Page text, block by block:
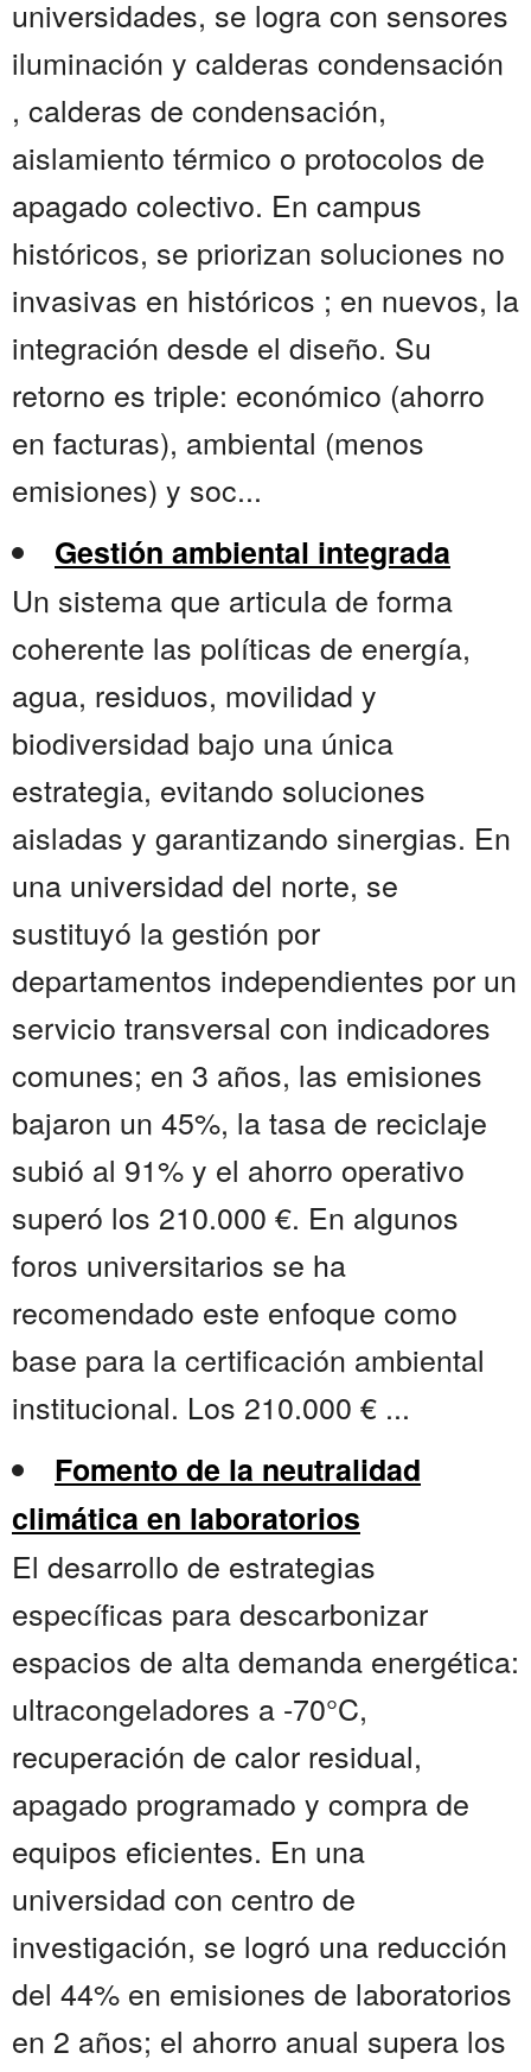
universidades, se logra con sensores
iluminación y calderas condensación
, calderas de condensación,
aislamiento térmico o protocolos de
apagado colectivo. En campus
históricos, se priorizan soluciones no
invasivas en históricos ; en nuevos, la
integración desde el diseño. Su
retorno es triple: económico (ahorro
en facturas), ambiental (menos
emisiones) y soc...
Gestión ambiental integrada
Un sistema que articula de forma
coherente las políticas de energía,
agua, residuos, movilidad y
biodiversidad bajo una única
estrategia, evitando soluciones
aisladas y garantizando sinergias. En
una universidad del norte, se
sustituyó la gestión por
departamentos independientes por un
servicio transversal con indicadores
comunes; en 3 años, las emisiones
bajaron un 45%, la tasa de reciclaje
subió al 91% y el ahorro operativo
superó los 210.000 €. En algunos
foros universitarios se ha
recomendado este enfoque como
base para la certificación ambiental
institucional. Los 210.000 € ...
Fomento de la neutralidad
climática en laboratorios
El desarrollo de estrategias
específicas para descarbonizar
espacios de alta demanda energética:
ultracongeladores a -70°C,
recuperación de calor residual,
apagado programado y compra de
equipos eficientes. En una
universidad con centro de
investigación, se logró una reducción
del 44% en emisiones de laboratorios
en 2 años; el ahorro anual supera los